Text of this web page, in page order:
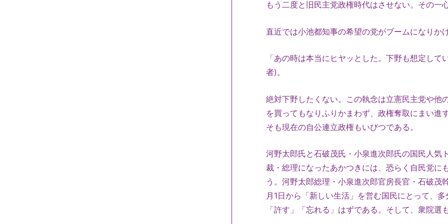
もう二度と旧民主党政権時代はさせない。その
直近では小池都知事の希望の党がブームになりか
「あの時は本当にヒヤッとした。下野も想定し
者)。
絶対下野したくない。この執念は立憲民主党や他
を買ってもなりふりかまわず、政権奪取にまい
そも現在の自公連立政権もいびつである。
河野太郎氏と石破茂氏・小泉進次郎氏の国民人気
裁・総理になったあかつきには、恐らく自民党に
う。河野太郎総理・小泉進次郎官房長官・石破
月1日から「新しい生活」を営む国民にとって、
「許す」「忘れる」はずである。そして、衆院選